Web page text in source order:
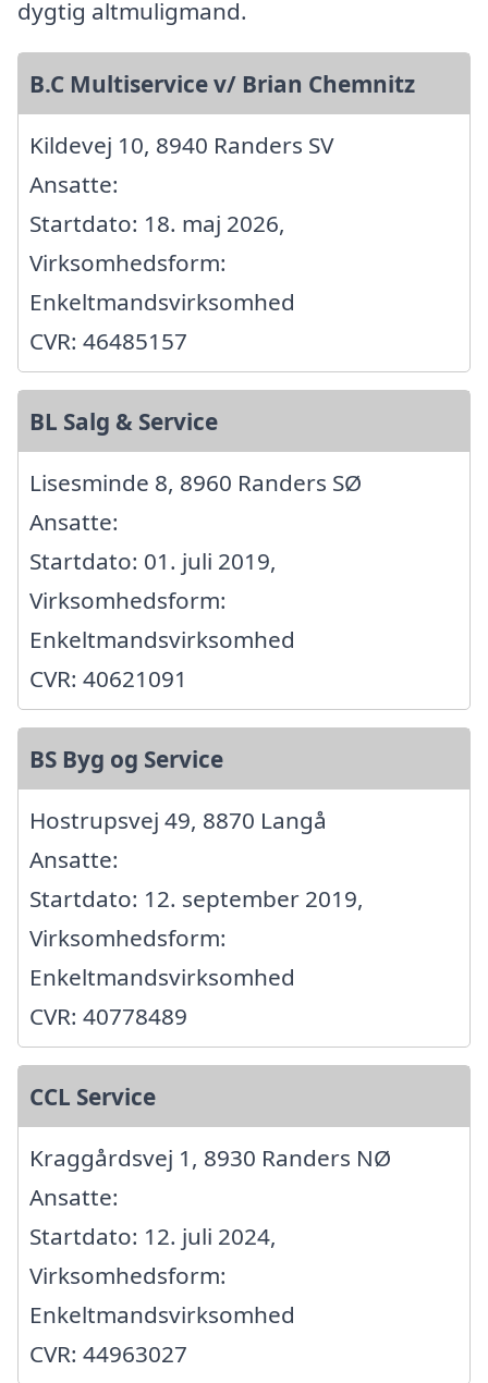
dygtig altmuligmand.
B.C Multiservice v/ Brian Chemnitz
Kildevej 10, 8940 Randers SV
Ansatte:
Startdato: 18. maj 2026,
Virksomhedsform:
Enkeltmandsvirksomhed
CVR: 46485157
BL Salg & Service
Lisesminde 8, 8960 Randers SØ
Ansatte:
Startdato: 01. juli 2019,
Virksomhedsform:
Enkeltmandsvirksomhed
CVR: 40621091
BS Byg og Service
Hostrupsvej 49, 8870 Langå
Ansatte:
Startdato: 12. september 2019,
Virksomhedsform:
Enkeltmandsvirksomhed
CVR: 40778489
CCL Service
Kraggårdsvej 1, 8930 Randers NØ
Ansatte:
Startdato: 12. juli 2024,
Virksomhedsform:
Enkeltmandsvirksomhed
CVR: 44963027